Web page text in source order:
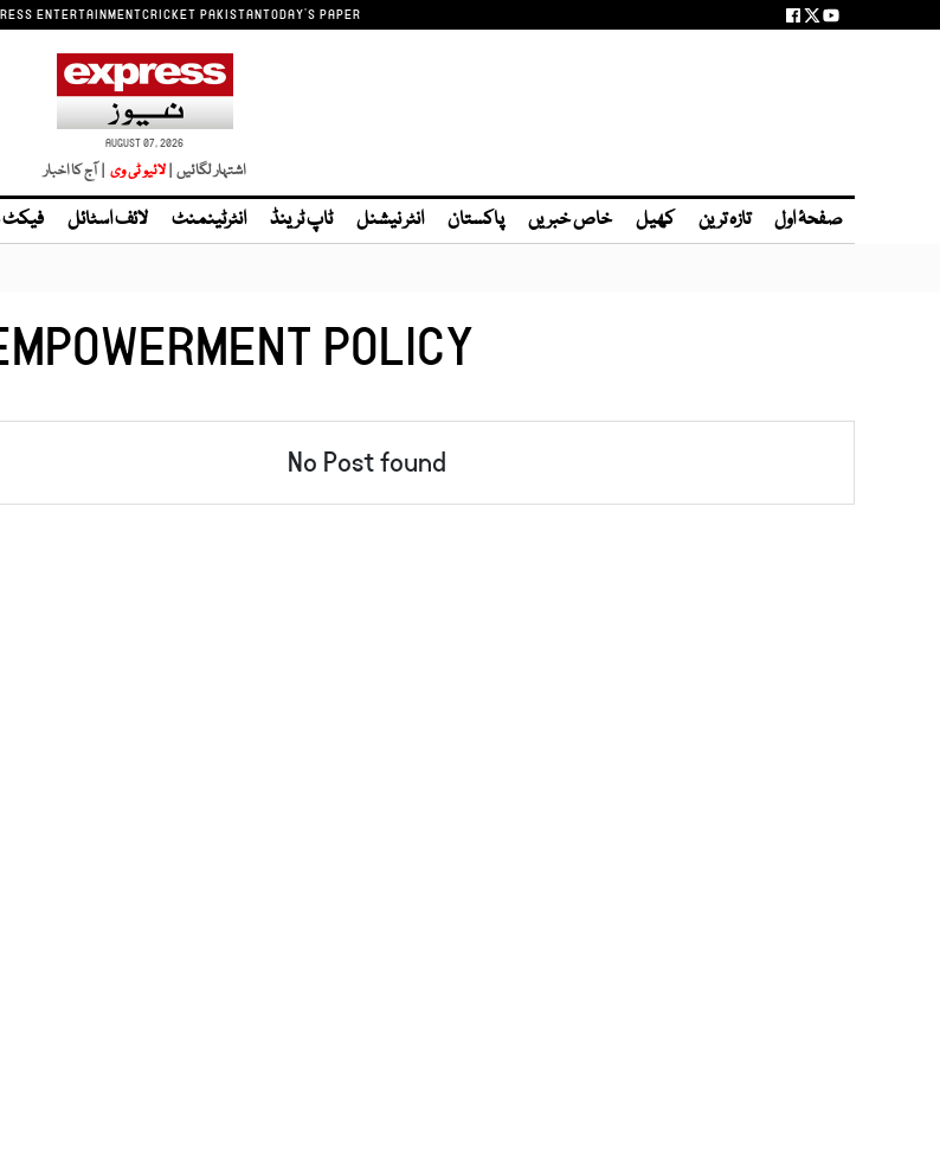
ENTERTAINMENTCRICKET PAKISTANTODAY'S PAPER
AUGUST 07, 2026
اشتہار لگائیں |لائیو ٹی وی | آج کا اخبار
صفحۂ اول تازہ ترین کھیل خاص خبریں پاکستان انٹر نیشنل ٹاپ ٹرینڈ انٹرٹینمنٹ لائف اسٹائل
POLICY
No Post found